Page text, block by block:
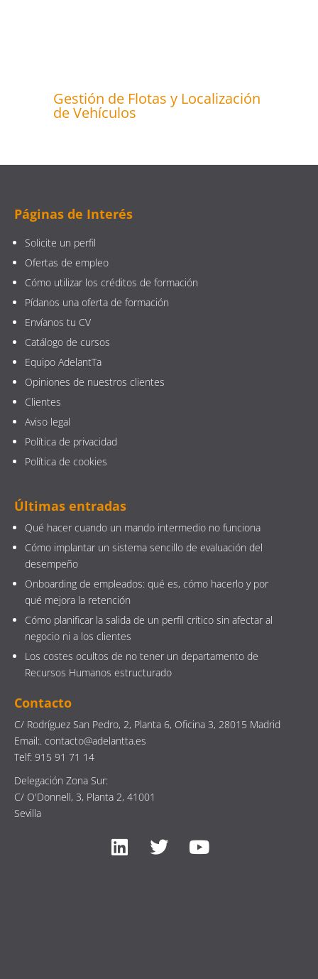
Gestión de Flotas y Localización
de Vehículos
Páginas de Interés
Solicite un perfil
Ofertas de empleo
Cómo utilizar los créditos de formación
Pídanos una oferta de formación
Envíanos tu CV
Catálogo de cursos
Equipo AdelantTa
Opiniones de nuestros clientes
Clientes
Aviso legal
Política de privacidad
Política de cookies
Últimas entradas
Qué hacer cuando un mando intermedio no funciona
Cómo implantar un sistema sencillo de evaluación del
desempeño
Onboarding de empleados: qué es, cómo hacerlo y por
qué mejora la retención
Cómo planificar la salida de un perfil crítico sin afectar al
negocio ni a los clientes
Los costes ocultos de no tener un departamento de
Recursos Humanos estructurado
Contacto
C/ Rodríguez San Pedro, 2, Planta 6, Oficina 3, 28015 Madrid
Email:. contacto@adelantta.es
Telf: 915 91 71 14
Delegación Zona Sur:
C/ O'Donnell, 3, Planta 2, 41001
Sevilla